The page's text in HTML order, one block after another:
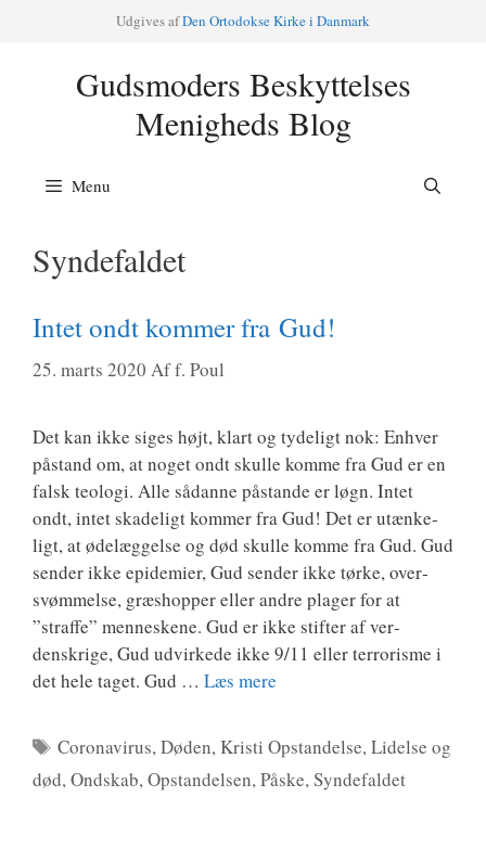
Udgi­ves afDen Orto­dok­se Kir­ke i Danmark
Gudsmoders Beskyttelses
Menigheds Blog
Menu
Syndefaldet
Intet ondt kommer fra Gud!
25. marts 2020 Aff. Poul
Det kan ikke siges højt, klart og tyde­ligt nok: Enhver
påstand om, at noget ondt skul­le kom­me fra Gud er en
falsk teo­lo­gi. Alle sådan­ne påstan­de er løgn. Intet
ondt, intet ska­de­ligt kom­mer fra Gud! Det er utæn­ke­
ligt, at øde­læg­gel­se og død skul­le kom­me fra Gud. Gud
sen­der ikke epi­de­mi­er, Gud sen­der ikke tør­ke, over­
svøm­mel­se, græs­hop­per eller andre pla­ger for at
”straf­fe” men­ne­ske­ne. Gud er ikke stif­ter af ver­
denskri­ge, Gud udvir­ke­de ikke 9/11 eller ter­r­o­ris­me i
det hele taget. Gud … Læs mere
Tags
Coronavirus,Døden,Kristi Opstandelse,Lidelse og
død, Ondskab, Opstandelsen, Påske, Syndefaldet